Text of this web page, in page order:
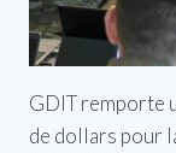
GDIT remporte
de dollars pour